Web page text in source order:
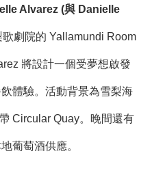
Alvarez (與 Danielle
歌劇院的 Yallamundi Room
將設計一個受夢想啟發
體驗。活動背景為雪梨海
Circular Quay。晚間還有
葡萄酒供應。